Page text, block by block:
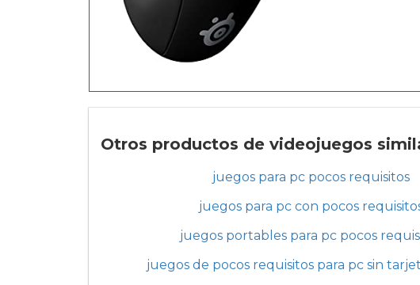
Otros productos de videojuegos
juegos para pc pocos requisitos
juegos para pc con pocos
juegos portables para pc pocos
juegos de pocos requisitos para pc sin